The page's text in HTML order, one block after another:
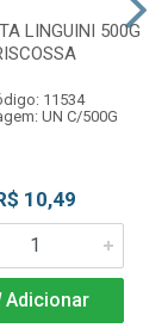
LINGUINI 500G
11534
UN C/500G
10,49
Adicionar